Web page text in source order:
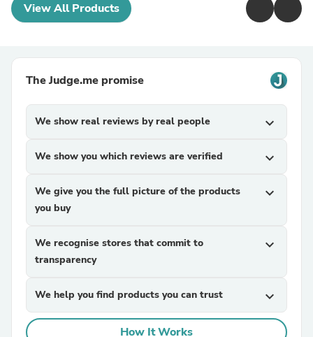
View All Products
The Judge.me promise
We show real reviews by real people expand_more
We show you which reviews are verified expand_more
We give you the full picture of the products
you buy
expand_more
We recognise stores that commit to
transparency
expand_more
We help you find products you can trust expand_more
How It Works